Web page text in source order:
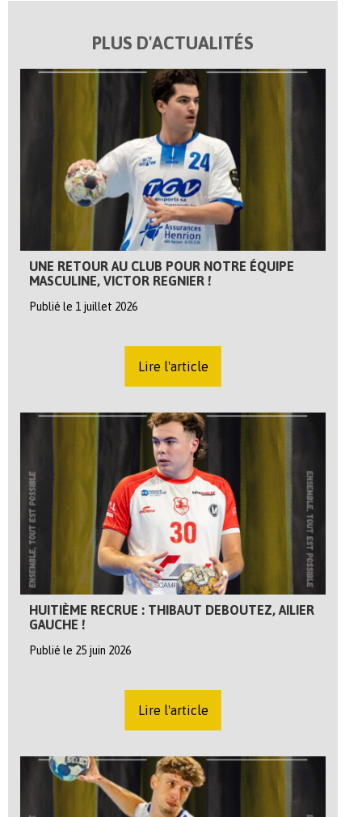
PLUS D'ACTUALITÉS
UNE RETOUR AU CLUB POUR NOTRE ÉQUIPE
MASCULINE, VICTOR REGNIER !
Publié le 1 juillet 2026
Lire l'article
HUITIÈME RECRUE : THIBAUT DEBOUTEZ, AILIER
GAUCHE !
Publié le 25 juin 2026
Lire l'article